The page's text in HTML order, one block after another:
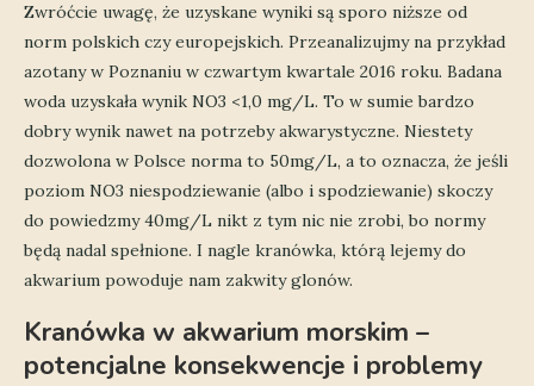
Zwróćcie uwagę, że uzyskane wyniki są sporo niższe od
norm polskich czy europejskich. Przeanalizujmy na przykład
azotany w Poznaniu w czwartym kwartale 2016 roku. Badana
woda uzyskała wynik NO3 <1,0 mg/L. To w sumie bardzo
dobry wynik nawet na potrzeby akwarystyczne. Niestety
dozwolona w Polsce norma to 50mg/L, a to oznacza, że jeśli
poziom NO3 niespodziewanie (albo i spodziewanie) skoczy
do powiedzmy 40mg/L nikt z tym nic nie zrobi, bo normy
będą nadal spełnione. I nagle kranówka, którą lejemy do
akwarium powoduje nam zakwity glonów.
Kranówka w akwarium morskim –
potencjalne konsekwencje i problemy